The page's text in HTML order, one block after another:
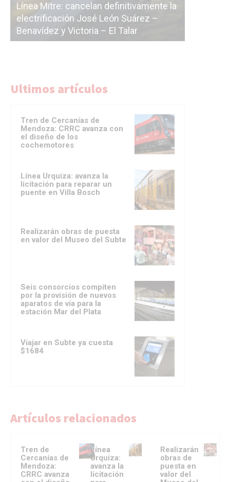
la
–
La Ciudad vuelve a postergar la
licitación de la línea F
Ultimos artículos
Tren de Cercanías de
Mendoza: CRRC avanza con
el diseño de los
cochemotores
Línea Urquiza: avanza la
licitación para reparar un
puente en Villa Bosch
Realizarán obras de puesta
en valor del Museo del Subte
Seis consorcios compiten
por la provisión de nuevos
aparatos de vía para la
estación Mar del Plata
Viajar en Subte ya cuesta
$1684
Artículos relacionados
Tren de
Cercanías de
Mendoza:
CRRC avanza
Línea
Urquiza:
avanza la
licitación
Realizarán
obras de
puesta en
valor del